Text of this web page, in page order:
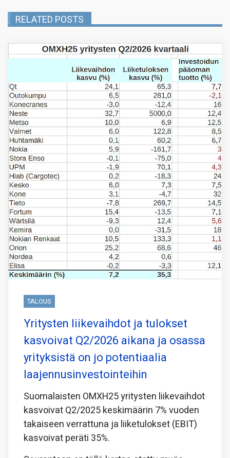
RELATED POSTS
TALOUS
Yritysten liikevaihdot ja tulokset
kasvoivat Q2/2026 aikana ja osassa
yrityksistä on jo potentiaalia
laajennusinvestointeihin
Suomalaisten OMXH25 yritysten liikevaihdot
kasvoivat Q2/2025 keskimäärin 7% vuoden
takaiseen verrattuna ja liiketulokset (EBIT)
kasvoivat peräti 35%.